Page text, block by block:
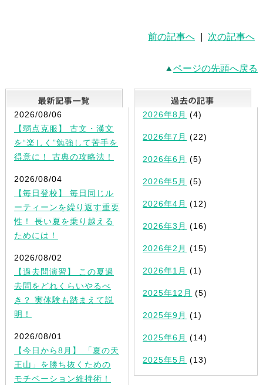
前の記事へ 次の記事へ
ページの先頭へ戻る
最新記事一覧
2026/08/06
【弱点克服】 古文・漢文
を“楽しく”勉強して苦手を
得意に！ 古典の攻略法！
2026/08/04
【毎日登校】 毎日同じル
ーティーンを繰り返す重要
性！ 長い夏を乗り越える
ためには！
2026/08/02
【過去問演習】 この夏過
去問をどれくらいやるべ
き？ 実体験も踏まえて説
明！
2026/08/01
【今日から8月】 「夏の天
王山」を勝ち抜くための
モチベーション維持術！
2026年8月 (4)
2026年7月 (22)
2026年6月 (5)
2026年5月 (5)
2026年4月 (12)
2026年3月 (16)
2026年2月 (15)
2026年1月 (1)
2025年12月 (5)
2025年9月 (1)
2025年6月 (14)
2025年5月 (13)